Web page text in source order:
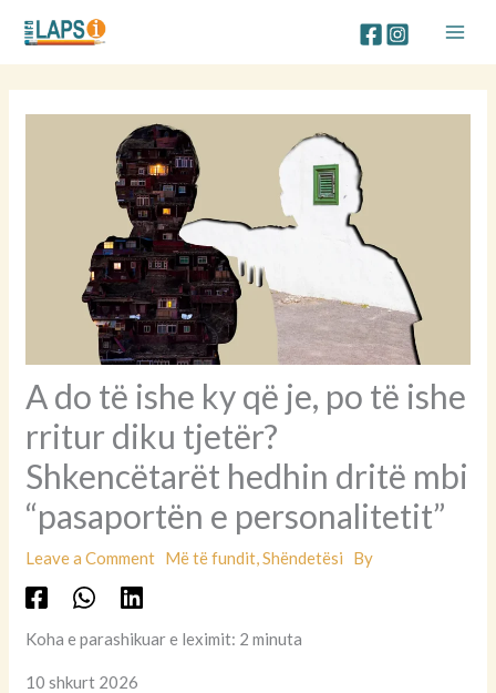
content
A do të ishe ky që je, po të ishe
rritur diku tjetër?
Shkencëtarët hedhin dritë mbi
“pasaportën e personalitetit”
Leave a Comment Më të fundit,Shëndetësi By
Koha e parashikuar e leximit: 2 minuta
10 shkurt 2026